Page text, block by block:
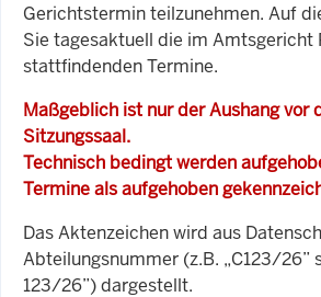
Gerichtstermin teilzunehmen. Auf
Sie tagesaktuell die im Amtsgericht
stattfindenden Termine.
Maßgeblich ist nur der Aushang vor
Sitzungssaal.
Technisch bedingt werden
Termine als aufgehoben
Das Aktenzeichen wird aus
Abteilungsnummer (z.B. „C123/26”
123/26”) dargestellt.